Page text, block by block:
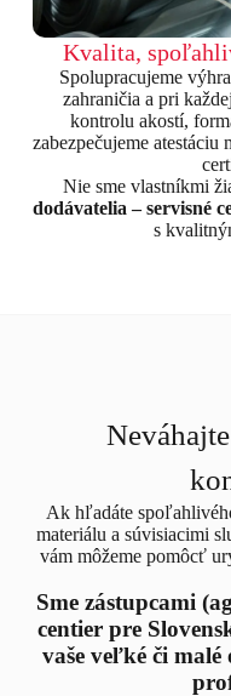
Kvalita,
Spolupracujeme
zahraničia a pri
kontrolu akostí,
zabezpečujeme
Nie sme vlastníkmi
dodávatelia – servisné
s
Ak hľadáte
materiálu a súvisiacimi
vám môžeme pomôcť
Sme zástupcami
centier pre
vaše veľké či